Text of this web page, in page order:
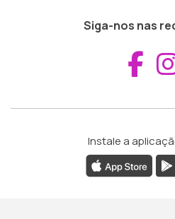
Siga-nos nas
Instale a